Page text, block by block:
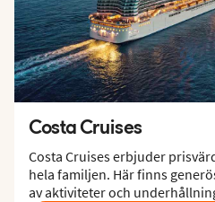
Costa Cruises
Costa Cruises erbjuder
hela familjen. Här finns
av aktiviteter och